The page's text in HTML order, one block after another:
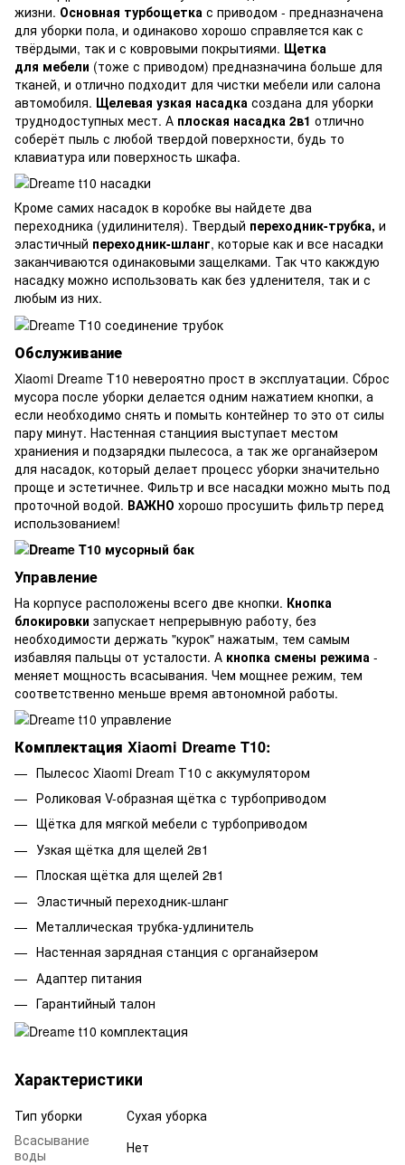
жизни. Основная турбощетка с приводом - предназначена
для уборки пола, и одинаково хорошо справляется как с
твёрдыми, так и с ковровыми покрытиями. Щетка
для мебели (тоже с приводом) предназначина больше для
тканей, и отлично подходит для чистки мебели или салона
автомобиля. Щелевая узкая насадка создана для уборки
труднодоступных мест. А плоская насадка 2в1 отлично
соберёт пыль с любой твердой поверхности, будь то
клавиатура или поверхность шкафа.
Кроме самих насадок в коробке вы найдете два
переходника (удилинителя). Твердый переходник-трубка, и
эластичный переходник-шланг, которые как и все насадки
заканчиваются одинаковыми защелками. Так что какждую
насадку можно использовать как без удленителя, так и с
любым из них.
Обслуживание
Xiaomi Dreame T10 невероятно прост в эксплуатации. Сброс
мусора после уборки делается одним нажатием кнопки, а
если необходимо снять и помыть контейнер то это от силы
пару минут. Настенная станциия выступает местом
храниения и подзарядки пылесоса, а так же органайзером
для насадок, который делает процесс уборки значительно
проще и эстетичнее. Фильтр и все насадки можно мыть под
проточной водой. ВАЖНО хорошо просушить фильтр перед
использованием!
Управление
На корпусе расположены всего две кнопки. Кнопка
блокировки запускает непрерывную работу, без
необходимости держать "курок" нажатым, тем самым
избавляя пальцы от усталости. А кнопка смены режима -
меняет мощность всасывания. Чем мощнее режим, тем
соответственно меньше время автономной работы.
Комплектация Xiaomi Dreame T10:
Пылесос Xiaomi Dream Т10 с аккумулятором
Роликовая V-образная щётка с турбоприводом
Щётка для мягкой мебели с турбоприводом
Узкая щётка для щелей 2в1
Плоская щётка для щелей 2в1
Эластичный переходник-шланг
Металлическая трубка-удлинитель
Настенная зарядная станция с органайзером
Адаптер питания
Гарантийный талон
Характеристики
Тип уборки
Сухая уборка
Всасывание
воды
Нет